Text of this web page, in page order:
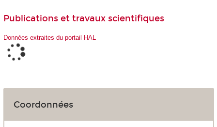
Publications et travaux scientifiques
Données extraites du portail HAL
Coordonnées